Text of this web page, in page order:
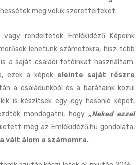
meg velük szeretteiteket.
rendeltetek Emlékidéző Képeink
lehetünk számotokra, hisz több
a saját családi fotóinkat használtam.
ezek a képek eleinte saját részre
a családunkból és a barátaink közül
is készítsek egy-egy hasonló képet,
mondogatni, hogy „Neked ezzel
meg az Emlékidéző.hu gondolata,
vált álom a számomra.